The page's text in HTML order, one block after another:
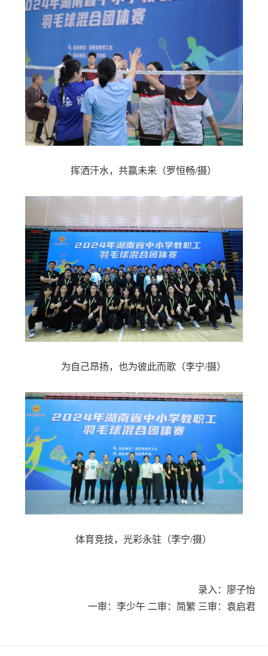
挥洒汗水，共赢未来（罗恒畅/摄）
为自己昂扬，也为彼此而歌（李宁/摄）
体育竞技，光彩永驻 （李宁/摄）
录入：廖子怡
一审：李少午 二审：简繁 三审：袁启君